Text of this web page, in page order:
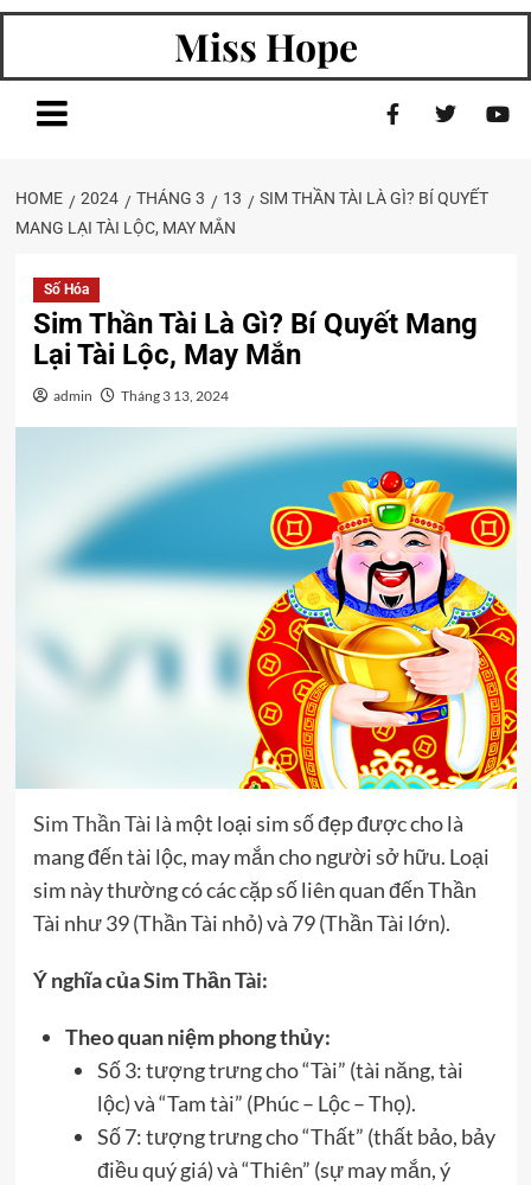
Miss Hope
HOME 2024 THÁNG 3 13
SIM THẦN TÀI LÀ GÌ? BÍ QUYẾT
MANG LẠI TÀI LỘC, MAY MẮN
Số Hóa
Sim Thần Tài Là Gì? Bí Quyết Mang
Lại Tài Lộc, May Mắn
admin Tháng 3 13, 2024
Sim Thần Tài là một loại sim số đẹp được cho là
mang đến tài lộc, may mắn cho người sở hữu. Loại
sim này thường có các cặp số liên quan đến Thần
Tài như 39 (Thần Tài nhỏ) và 79 (Thần Tài lớn).
Ý nghĩa của Sim Thần Tài:
Theo quan niệm phong thủy:
Số 3: tượng trưng cho “Tài” (tài năng, tài
lộc) và “Tam tài” (Phúc – Lộc – Thọ).
Số 7: tượng trưng cho “Thất” (thất bảo, bảy
điều quý giá) và “Thiên” (sự may mắn, ý